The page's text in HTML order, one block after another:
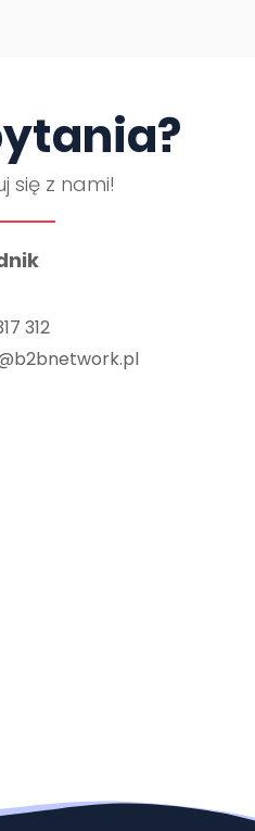
się z nami!
312